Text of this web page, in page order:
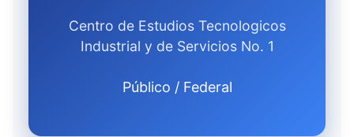
Centro de Estudios Tecnologicos
Industrial y de Servicios No. 1
Público / Federal